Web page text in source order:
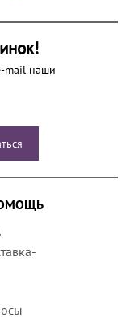
mail наши